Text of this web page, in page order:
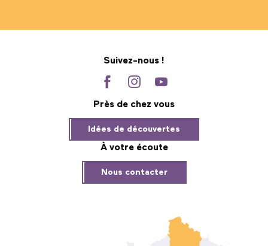
Suivez-nous !
Près de chez vous
Idées de découvertes
À votre écoute
Nous contacter